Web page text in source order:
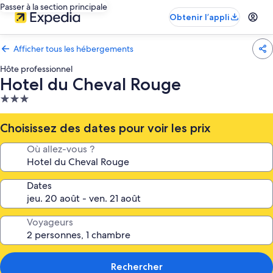
Passer à la section principale
Obtenir l’appli
Afficher tous les hébergements
Hôte professionnel
Hotel du Cheval Rouge
Hébergement
3.0 étoiles
Choisissez des dates pour voir les prix
Où allez-vous ?
Dates
Voyageurs
Rechercher